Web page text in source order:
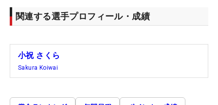
関連する選手プロフィール・成績
小祝 さくら
Sakura Koiwai